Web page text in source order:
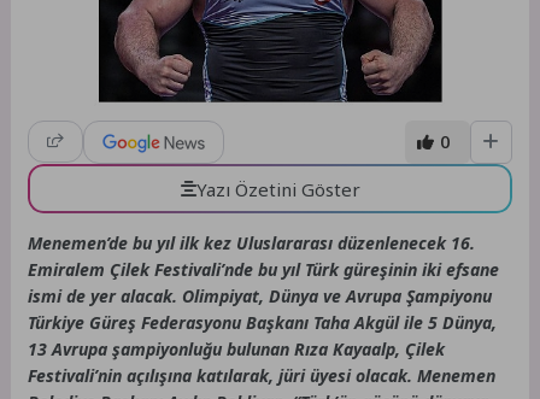
0
Yazı Özetini Göster
Menemen’de bu yıl ilk kez Uluslararası düzenlenecek 16.
Emiralem Çilek Festivali’nde bu yıl Türk güreşinin iki efsane
ismi de yer alacak. Olimpiyat, Dünya ve Avrupa Şampiyonu
Türkiye Güreş Federasyonu Başkanı Taha Akgül ile 5 Dünya,
13 Avrupa şampiyonluğu bulunan Rıza Kayaalp, Çilek
Festivali’nin açılışına katılarak, jüri üyesi olacak. Menemen